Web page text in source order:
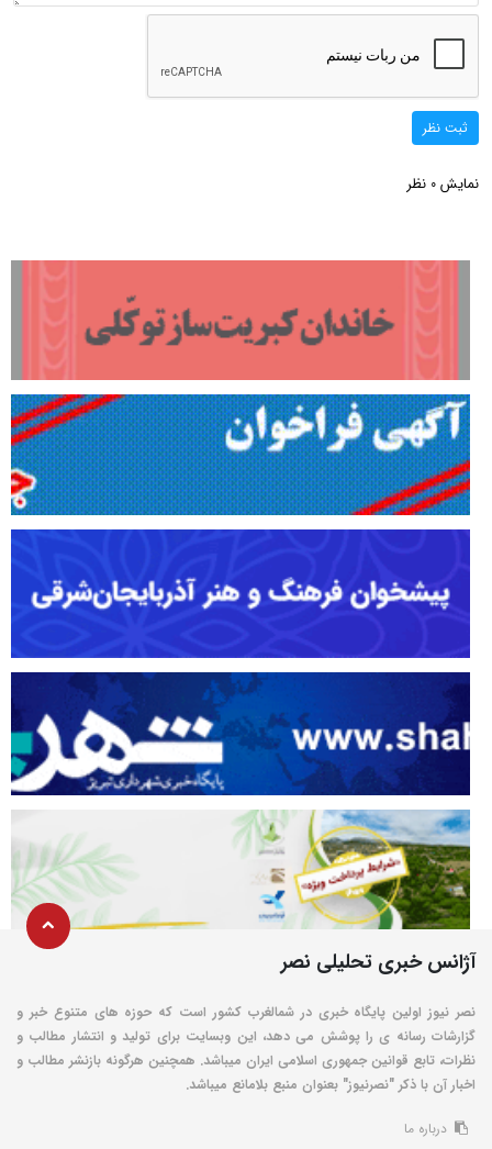
ثبت نظر
نمایش 0 نظر
آژانس خبری تحلیلی نصر
نصر نیوز اولین پایگاه خبری در شمالغرب کشور است که حوزه های متنوع خبر و
گزارشات رسانه ی را پوشش می دهد، این وبسایت برای تولید و انتشار مطالب و
نظرات، تابع قوانین جمهوری اسلامی ایران میباشد. همچنین هرگونه بازنشر مطالب و
اخبار آن با ذکر "نصرنیوز" بعنوان منبع بلامانع میباشد.
درباره ما